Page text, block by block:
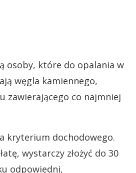
osoby, które do opalania w
węgla kamiennego,
zawierającego co najmniej
kryterium dochodowego.
wystarczy złożyć do 30
odpowiedni,